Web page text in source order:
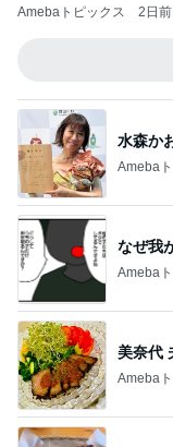
Amebaトピックス 2日前
水森か
Ameba
なぜ我
Ameba
美奈代
Ameba